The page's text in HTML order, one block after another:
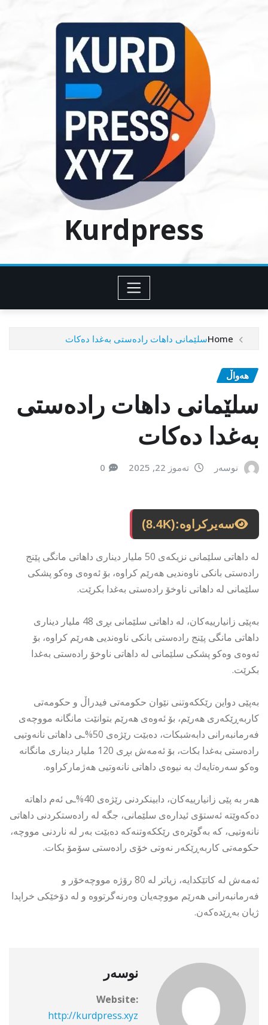
Kurdpress
Homeسلێمانی داهات رادەستی بەغدا دەکات
هەواڵ
سلێمانی داهات رادەستی
بەغدا دەکات
نوسەر تەموز 22, 2025 0
سەیرکراوە:(8.4K)
لە داهاتی سلێمانی نزیکەی 50 ملیار دیناری داهاتی مانگی پێنج
رادەستی بانكی ناوەندیی هەرێم كراوە، بۆ ئەوەی وەكو پشكی
سلێمانی لە داهاتی ناوخۆ رادەستی بەغدا بكرێت.
بەپێی زانیارییەکان، لە داهاتی سلێمانی بڕی 48 ملیار دیناری
داهاتی مانگی پێنج رادەستی بانكی ناوەندیی هەرێم كراوە، بۆ
ئەوەی وەكو پشكی سلێمانی لە داهاتی ناوخۆ رادەستی بەغدا
بكرێت.
بەپێی دواین رێككەوتنی نێوان حكومەتی فیدراڵ و حكومەتی
کاربەڕێکەری هەرێم، بۆ ئەوەی هەرێم بتوانێت مانگانە مووچەی
فەرمانبەرانی دابەشبکات، دەبێت رێژەی 50%ـی داهاتی نانەوتیی
رادەستی بەغدا بکات، بۆ ئەمەش بڕی 120 ملیار دیناری مانگانە
وەكو سەرەتایەك بە نیوەی داهاتی نانەوتیی هەژماركراوە.
هەر بە پێی زانیارییەکان، دابینكردنی رێژەی 40%ـی ئەم داهاتە
دەكەوێتە ئەستۆی ئیدارەی سلێمانی، جگە لە رادەستكردنی داهاتی
نانەوتیی، کە بەگوێرەی رێككەوتنەكە دەبێت بەر لە ناردنی مووچە،
حكومەتی کاربەڕێکەر نەوتی خۆی رادەستی سۆمۆ بكات.
ئەمەش لە کاتێکدایە، زیاتر لە 80 رۆژە مووچەخۆر و
فەرمانبەرانی هەرێم مووچەیان وەرنەگرتووە و لە دۆخێکی خراپدا
ژیان بەڕێدەکەن.
نوسەر
Website:
http://kurdpress.xyz